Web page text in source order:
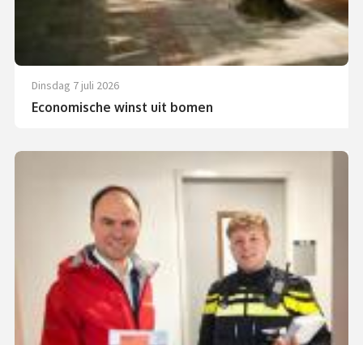
dinsdag 7 juli 2026
Economische winst uit bomen